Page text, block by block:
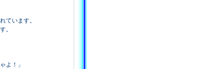
ています。
。
よ！」